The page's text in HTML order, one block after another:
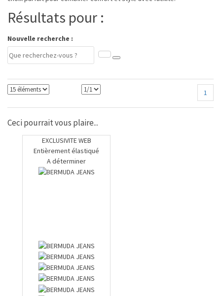
Résultats pour :
Nouvelle recherche :
1
Ceci pourrait vous plaire...
EXCLUSIVITE WEB
Entièrement élastiqué
A déterminer